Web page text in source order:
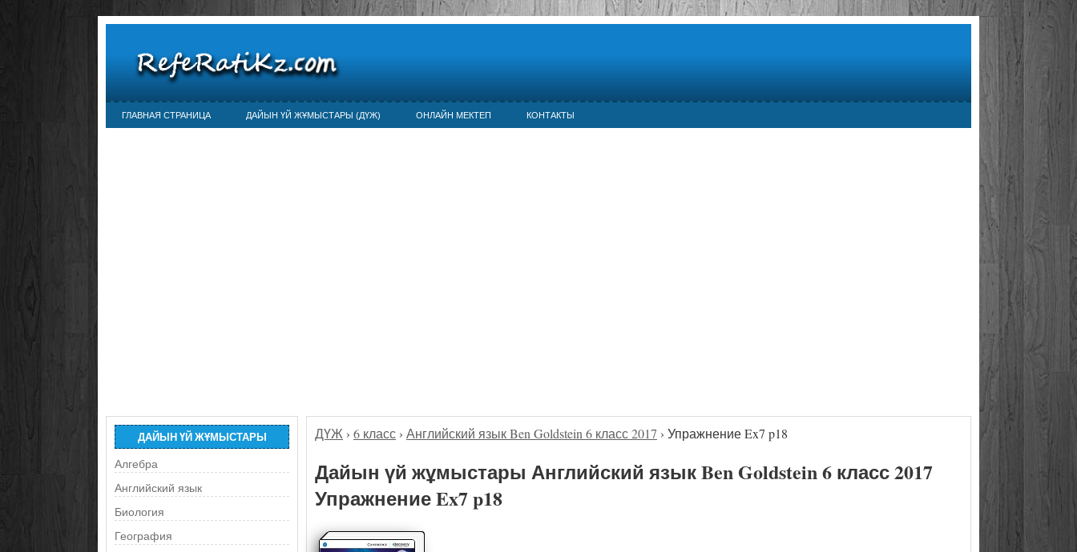
ГЛАВНАЯ СТРАНИЦА ДАЙЫН ҮЙ ЖҰМЫСТАРЫ (ДҮЖ) ОНЛАЙН МЕКТЕП КОНТАКТЫ
ДАЙЫН ҮЙ ЖҰМЫСТАРЫ
Алгебра
Английский язык
Биология
География
ДҮЖ › 6 класс › Английский язык Ben Goldstein 6 класс 2017 › Упражнение Ex7 p18
Дайын үй жұмыстары Английский язык Ben Goldstein 6 класс 2017
Упражнение Ex7 p18